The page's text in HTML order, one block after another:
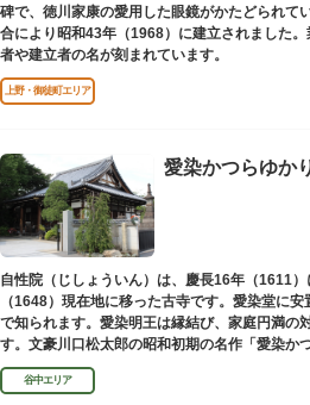
碑で、徳川家康の愛用した眼鏡がかたどられて
合により昭和43年（1968）に建立されました
者や建立者の名が刻まれています。
上野・御徒町エリア
愛染かつらゆか
自性院（じしょういん）は、慶長16年（1611
（1648）現在地に移った古寺です。愛染堂に安
で知られます。愛染明王は縁結び、家庭円満の
す。文豪川口松太郎の昭和初期の名作「愛染か
前にあった桂の古木にヒントを得た作品だとい
谷中エリア